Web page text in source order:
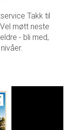
Takk til
møtt neste
- bli med,